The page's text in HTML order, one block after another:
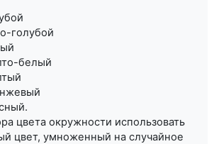
голубой
белый
цвета окружности использовать
цвет, умноженный на случайное